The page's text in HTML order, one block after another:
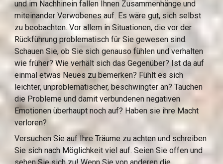
und im Nachhinein fallen Ihnen Zusammenhänge und
miteinander Verwobenes auf. Es wäre gut, sich selbst
zu beobachten. Vor allem in Situationen, die vor der
Rückführung problematisch für Sie gewesen sind.
Schauen Sie, ob Sie sich genauso fühlen und verhalten
wie früher? Wie verhält sich das Gegenüber? Ist da auf
einmal etwas Neues zu bemerken? Fühlt es sich
leichter, unproblematischer, beschwingter an? Tauchen
die Probleme und damit verbundenen negativen
Emotionen überhaupt noch auf? Haben sie ihre Macht
verloren?
Versuchen Sie auf Ihre Träume zu achten und schreiben
Sie sich nach Möglichkeit viel auf. Seien Sie offen und